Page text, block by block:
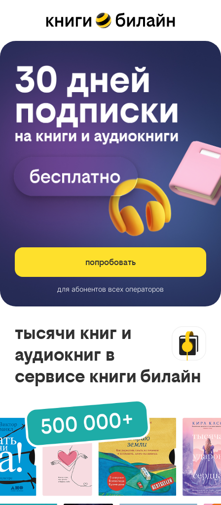
попробовать
для абонентов всех операторов
тысячи книг и
аудиокниг в
сервисе книги билайн